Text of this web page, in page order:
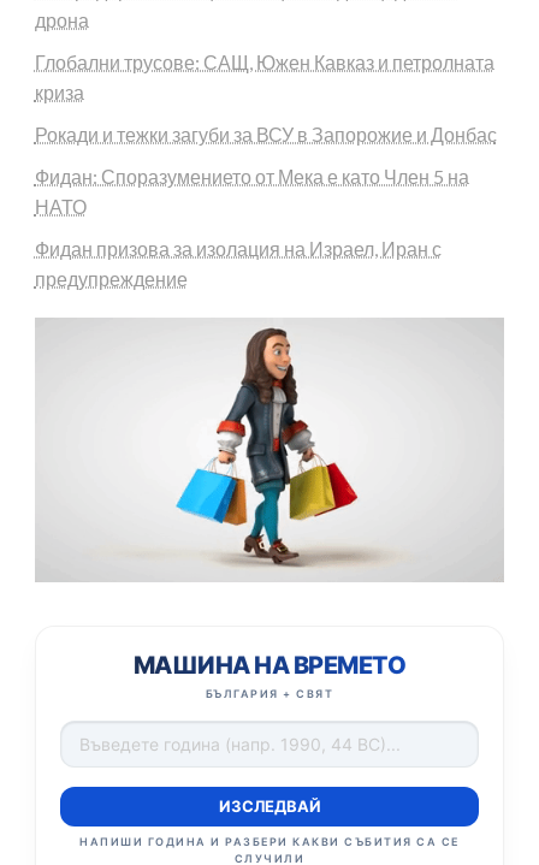
дрона
Глобални трусове: САЩ, Южен Кавказ и петролната
криза
Рокади и тежки загуби за ВСУ в Запорожие и Донбас
Фидан: Споразумението от Мека е като Член 5 на
НАТО
Фидан призова за изолация на Израел, Иран с
предупреждение
МАШИНА НА ВРЕМЕТО
БЪЛГАРИЯ + СВЯТ
ИЗСЛЕДВАЙ
НАПИШИ ГОДИНА И РАЗБЕРИ КАКВИ СЪБИТИЯ СА СЕ
СЛУЧИЛИ